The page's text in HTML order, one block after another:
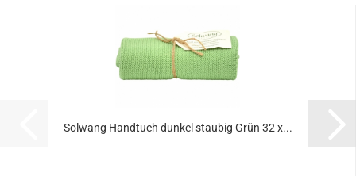
Solwang Handtuch dunkel staubig Grün 32 x...